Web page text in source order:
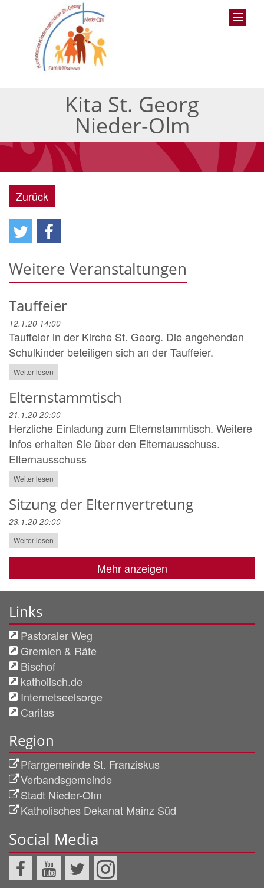
Kita St. Georg
Nieder-Olm
Zurück
Weitere Veranstaltungen
Tauffeier
12.1.20 14:00
Tauffeier in der Kirche St. Georg. Die angehenden
Schulkinder beteiligen sich an der Tauffeier.
Weiter lesen
Elternstammtisch
21.1.20 20:00
Herzliche Einladung zum Elternstammtisch. Weitere
Infos erhalten Sie über den Elternausschuss.
Elternausschuss
Weiter lesen
Sitzung der Elternvertretung
23.1.20 20:00
Weiter lesen
Mehr anzeigen
Links
Pastoraler Weg
Gremien & Räte
Bischof
katholisch.de
Internetseelsorge
Caritas
Region
Pfarrgemeinde St. Franziskus
Verbandsgemeinde
Stadt Nieder-Olm
Katholisches Dekanat Mainz Süd
Social Media